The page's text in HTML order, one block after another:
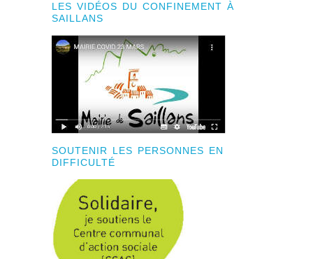
LES VIDÉOS DU CONFINEMENT À
SAILLANS
SOUTENIR LES PERSONNES EN
DIFFICULTÉ